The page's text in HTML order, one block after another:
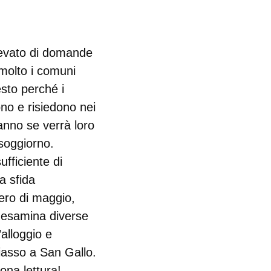
di domande
i comuni
perché i
e risiedono nei
se verrà loro
di
sfida
di maggio,
diverse
e
a San Gallo.